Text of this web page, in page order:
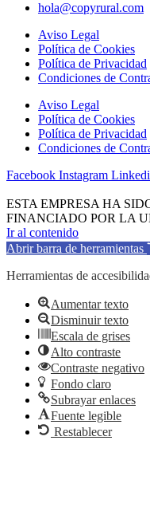
hola@copyrural.com
Aviso Legal
Política de Cookies
Política de Privacidad
Condiciones de
Aviso Legal
Política de Cookies
Política de Privacidad
Condiciones de
Facebook Instagram
ESTA EMPRESA HA
FINANCIADO POR LA
Ir al contenido
Abrir barra de herramientas
Herramientas de
Aumentar texto
Disminuir texto
Escala de grises
Alto contraste
Contraste negativo
Fondo claro
Subrayar enlaces
Fuente legible
Restablecer